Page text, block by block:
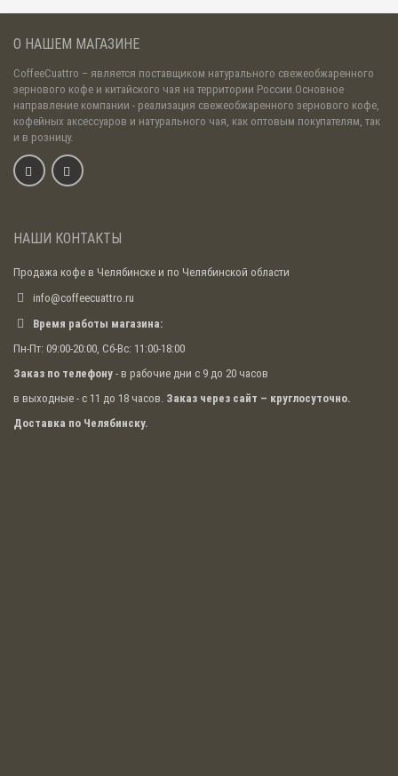
О НАШЕМ МАГАЗИНЕ
CoffeeCuattro – является поставщиком натурального свежеобжаренного
зернового кофе и китайского чая на территории России.Основное
направление компании - реализация свежеобжаренного зернового кофе,
кофейных аксессуаров и натурального чая, как оптовым покупателям, так
и в розницу.
НАШИ КОНТАКТЫ
Продажа кофе в Челябинске и по Челябинской области
info@coffeecuattro.ru
Время работы магазина:
Пн-Пт: 09:00-20:00, Сб-Вс: 11:00-18:00
Заказ по телефону - в рабочие дни с 9 до 20 часов
в выходные - с 11 до 18 часов. Заказ через сайт – круглосуточно.
Доставка по Челябинску.